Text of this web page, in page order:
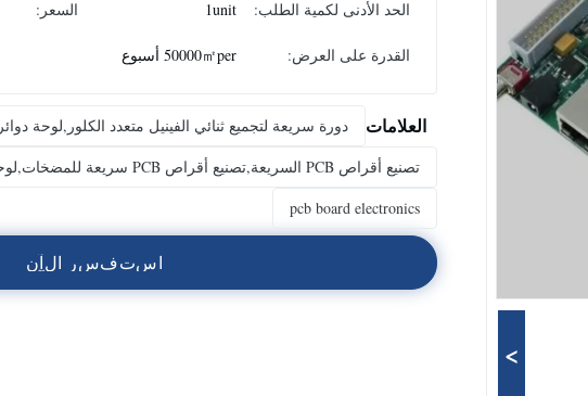
>
الحد الأدنى لكمية الطلب: 1unit السعر:
القدرة على العرض: 50000㎡per أسبوع
العلامات
دورة سريعة لتجميع ثنائي الفينيل متعدد الكلور,لوحة دوائر SMD,إلكترونيات لوحات الـPCB
تصنيع أقراص PCB السريعة,تصنيع أقراص PCB سريعة للمضخات,لوحة دائرة مكبر الصوت المخصصة
pcb board electronics
استفسر الآن